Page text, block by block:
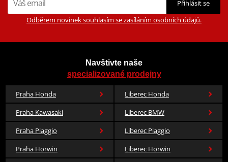
Přihlásit se
Odběrem novinek souhlasím se zasíláním osobních údajů.
Navštivte naše
specializované prodejny
Praha Honda
Liberec Honda
Praha Kawasaki
Liberec BMW
Praha Piaggio
Liberec Piaggio
Praha Horwin
Liberec Horwin